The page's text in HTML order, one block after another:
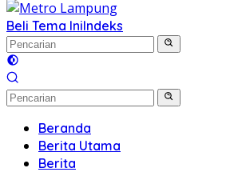
Beli Tema IniIndeks
Beranda
Berita Utama
Berita